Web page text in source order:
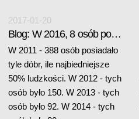
2017-01-20
Blog: W 2016, 8 osób posiada tyle samo, co...
W 2011 - 388 osób posiadało
tyle dóbr, ile najbiedniejsze
50% ludzkości. W 2012 - tych
osób było 150. W 2013 - tych
osób było 92. W 2014 - tych